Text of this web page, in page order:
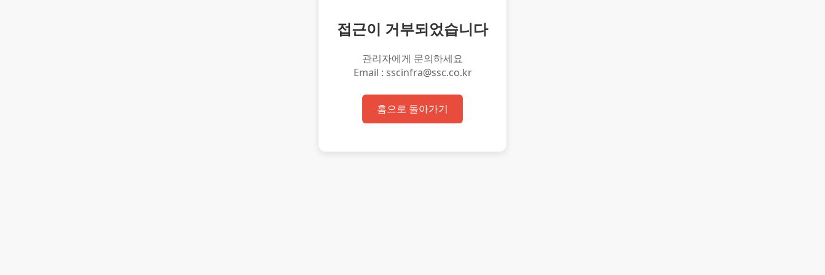
접근이 거부되었습니다
관리자에게 문의하세요
Email : sscinfra@ssc.co.kr
홈으로 돌아가기